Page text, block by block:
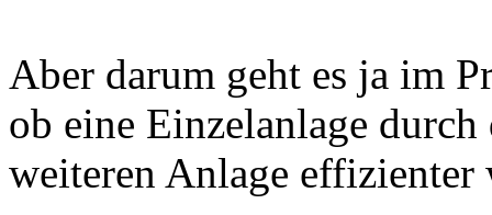
Aber darum geht es ja im
ob eine Einzelanlage
weiteren Anlage effizienter